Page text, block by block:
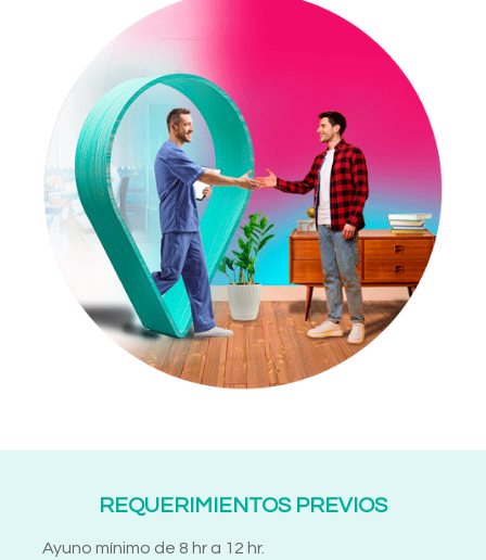
REQUERIMIENTOS PREVIOS
Ayuno mínimo de 8 hr a 12 hr.